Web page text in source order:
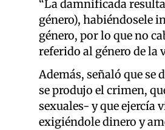
“La damnificada
género), habiéndosele
género, por lo que no
referido al género de la
Además, señaló que se
se produjo el crimen,
sexuales- y que ejercía
exigiéndole dinero y